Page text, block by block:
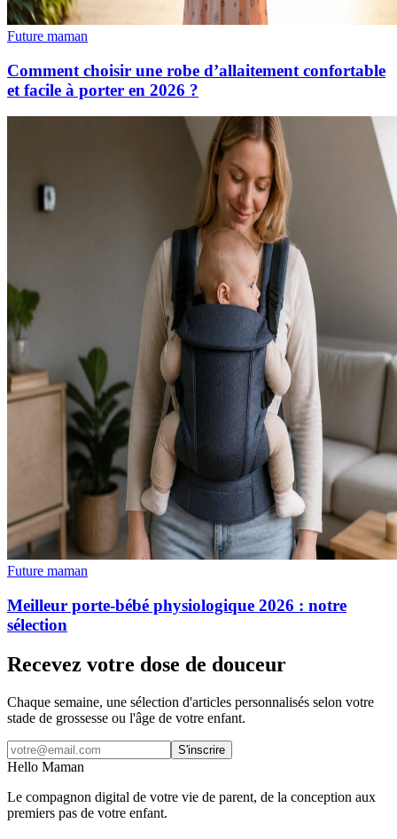
Future maman
Comment choisir une robe d’allaitement confortable
et facile à porter en 2026 ?
Future maman
Meilleur porte-bébé physiologique 2026 : notre
sélection
Recevez votre dose de douceur
Chaque semaine, une sélection d'articles personnalisés selon votre
stade de grossesse ou l'âge de votre enfant.
S'inscrire
Hello Maman
Le compagnon digital de votre vie de parent, de la conception aux
premiers pas de votre enfant.